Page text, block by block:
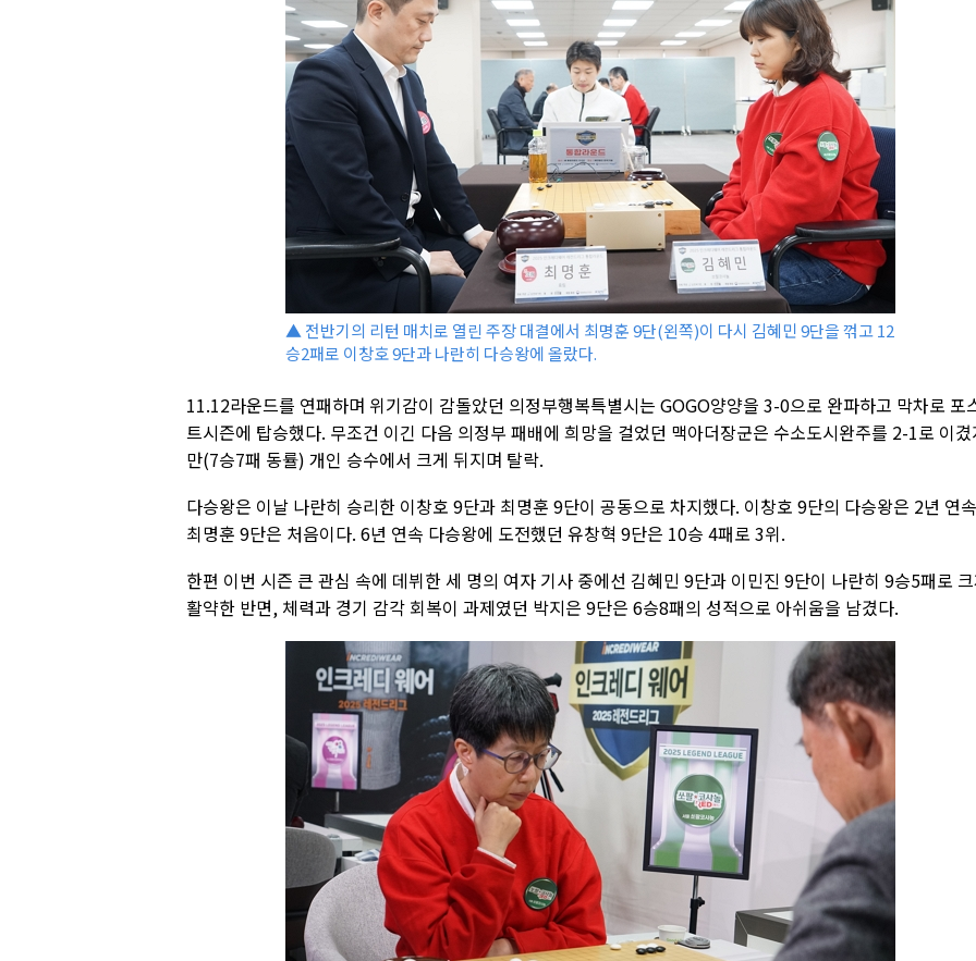
▲ 전반기의 리턴 매치로 열린 주장 대결에서 최명훈 9단(왼쪽)이 다시 김혜민 9단을 꺾고 12
승2패로 이창호 9단과 나란히 다승왕에 올랐다.
11.12라운드를 연패하며 위기감이 감돌았던 의정부행복특별시는 GOGO양양을 3-0으로 완파하고 막차로 포
트시즌에 탑승했다. 무조건 이긴 다음 의정부 패배에 희망을 걸었던 맥아더장군은 수소도시완주를 2-1로 이
만(7승7패 동률) 개인 승수에서 크게 뒤지며 탈락.
다승왕은 이날 나란히 승리한 이창호 9단과 최명훈 9단이 공동으로 차지했다. 이창호 9단의 다승왕은 2년 연
최명훈 9단은 처음이다. 6년 연속 다승왕에 도전했던 유창혁 9단은 10승 4패로 3위.
한편 이번 시즌 큰 관심 속에 데뷔한 세 명의 여자 기사 중에선 김혜민 9단과 이민진 9단이 나란히 9승5패로
활약한 반면, 체력과 경기 감각 회복이 과제였던 박지은 9단은 6승8패의 성적으로 아쉬움을 남겼다.